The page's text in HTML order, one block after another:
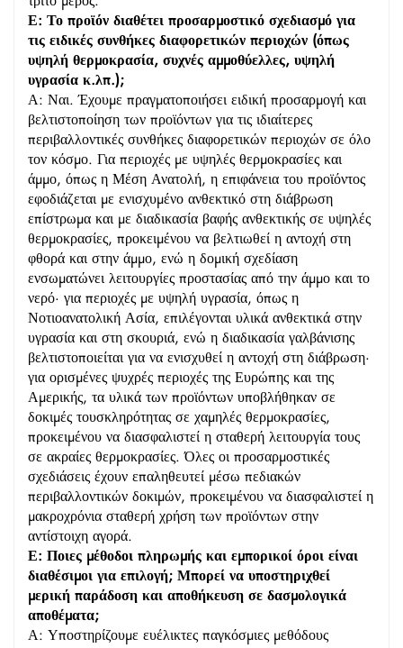
Ε: Το προϊόν διαθέτει προσαρμοστικό σχεδιασμό για
τις ειδικές συνθήκες διαφορετικών περιοχών (όπως
υψηλή θερμοκρασία, συχνές αμμοθύελλες, υψηλή
υγρασία κ.λπ.);
Α: Ναι. Έχουμε πραγματοποιήσει ειδική προσαρμογή και
βελτιστοποίηση των προϊόντων για τις ιδιαίτερες
περιβαλλοντικές συνθήκες διαφορετικών περιοχών σε όλο
τον κόσμο. Για περιοχές με υψηλές θερμοκρασίες και
άμμο, όπως η Μέση Ανατολή, η επιφάνεια του προϊόντος
εφοδιάζεται με ενισχυμένο ανθεκτικό στη διάβρωση
επίστρωμα και με διαδικασία βαφής ανθεκτικής σε υψηλές
θερμοκρασίες, προκειμένου να βελτιωθεί η αντοχή στη
φθορά και στην άμμο, ενώ η δομική σχεδίαση
ενσωματώνει λειτουργίες προστασίας από την άμμο και το
νερό· για περιοχές με υψηλή υγρασία, όπως η
Νοτιοανατολική Ασία, επιλέγονται υλικά ανθεκτικά στην
υγρασία και στη σκουριά, ενώ η διαδικασία γαλβάνισης
βελτιστοποιείται για να ενισχυθεί η αντοχή στη διάβρωση·
για ορισμένες ψυχρές περιοχές της Ευρώπης και της
Αμερικής, τα υλικά των προϊόντων υποβλήθηκαν σε
δοκιμές τουσκληρότητας σε χαμηλές θερμοκρασίες,
προκειμένου να διασφαλιστεί η σταθερή λειτουργία τους
σε ακραίες θερμοκρασίες. Όλες οι προσαρμοστικές
σχεδιάσεις έχουν επαληθευτεί μέσω πεδιακών
περιβαλλοντικών δοκιμών, προκειμένου να διασφαλιστεί η
μακροχρόνια σταθερή χρήση των προϊόντων στην
αντίστοιχη αγορά.
Ε: Ποιες μέθοδοι πληρωμής και εμπορικοί όροι είναι
διαθέσιμοι για επιλογή; Μπορεί να υποστηριχθεί
μερική παράδοση και αποθήκευση σε δασμολογικά
αποθέματα;
Α: Υποστηρίζουμε ευέλικτες παγκόσμιες μεθόδους